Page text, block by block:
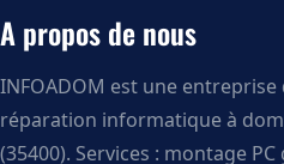
A propos de nous
INFOADOM est une
réparation informatique à
(35400). Services : montage